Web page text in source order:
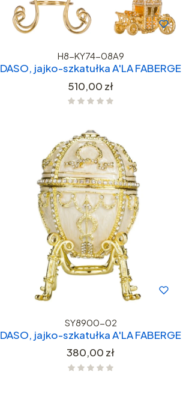
H8-KY74-08A9
DASO, jajko-szkatułka A'LA FABERGE
Cena
510,00 zł
SY8900-02
DASO, jajko-szkatułka A'LA FABERGE
Cena
380,00 zł